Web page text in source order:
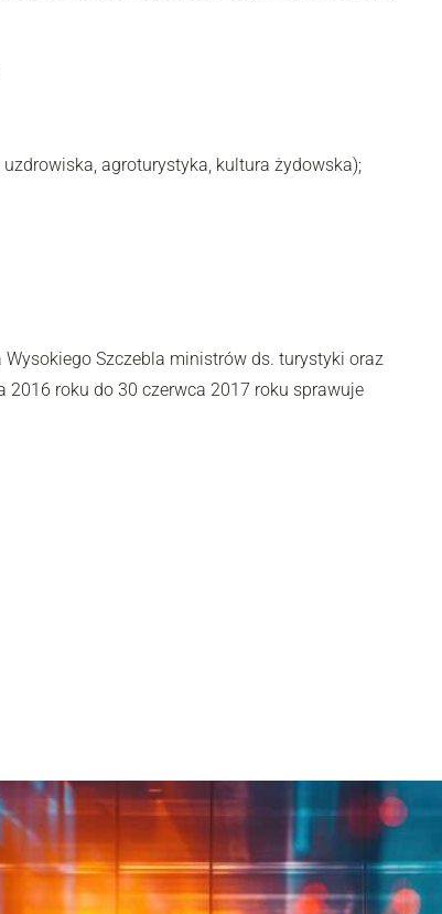
agroturystyka, kultura żydowska);
Szczebla ministrów ds. turystyki oraz
roku do 30 czerwca 2017 roku sprawuje